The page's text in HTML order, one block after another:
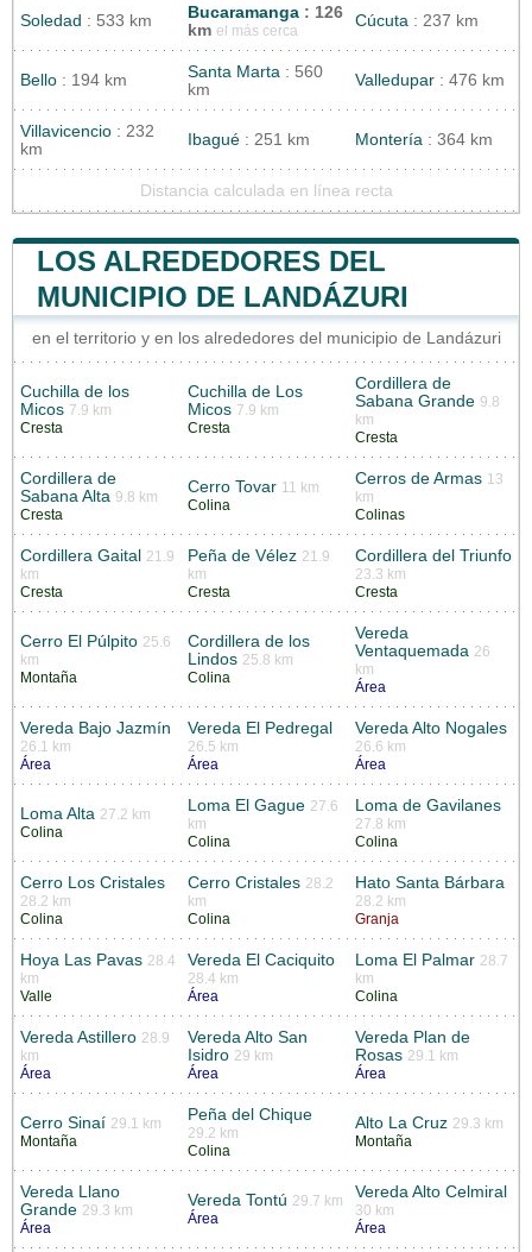
Soledad : 533 km Bucaramanga : 126
km el más cerca
Cúcuta : 237 km
Bello : 194 km Santa Marta : 560
km
Valledupar : 476 km
Villavicencio : 232
km
Ibagué : 251 km Montería : 364 km
Distancia calculada en línea recta
LOS ALREDEDORES DEL
MUNICIPIO DE LANDÁZURI
en el territorio y en los alrededores del municipio de Landázuri
Cuchilla de los
Micos 7.9 km
Cresta
Cuchilla de Los
Micos 7.9 km
Cresta
Cordillera de
Sabana Grande 9.8
km
Cresta
Cordillera de
Sabana Alta 9.8 km
Cresta
Cerro Tovar 11 km
Colina
Cerros de Armas 13
km
Colinas
Cordillera Gaital
21.9
km
Cresta
Peña de Vélez 21.9
km
Cresta
Cordillera del Triunfo
23.3 km
Cresta
Cerro El Púlpito 25.6
km
Montaña
Cordillera de los
Lindos 25.8 km
Colina
Vereda
Ventaquemada 26
km
Área
Vereda Bajo Jazmín
26.1 km
Área
Vereda El Pedregal
26.5 km
Área
Vereda Alto Nogales
26.6 km
Área
Loma Alta 27.2 km
Colina
Loma El Gague 27.6
km
Colina
Loma de Gavilanes
27.8 km
Colina
Cerro Los Cristales
28.2 km
Colina
Cerro Cristales 28.2
km
Colina
Hato Santa Bárbara
28.2 km
Granja
Hoya Las Pavas 28.4
km
Valle
Vereda El Caciquito
28.4 km
Área
Loma El Palmar 28.7
km
Colina
Vereda Astillero 28.9
km
Área
Vereda Alto San
Isidro 29 km
Área
Vereda Plan de
Rosas 29.1 km
Área
Cerro Sinaí 29.1 km
Montaña
Peña del Chique
29.2 km
Colina
Alto La Cruz 29.3 km
Montaña
Vereda Llano
Grande 29.3 km
Área
Vereda Tontú 29.7 km
Área
Vereda Alto Celmiral
30 km
Área